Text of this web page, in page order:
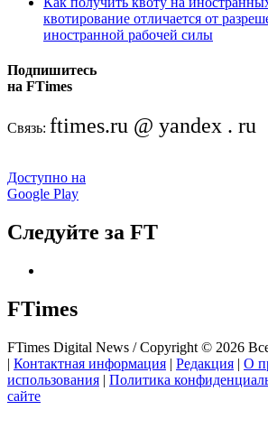
квотирование отличается от
иностранной рабочей силы
Подпишитесь
на FTimes
Связь: ftimes.ru @ yandex . ru
Доступно на
Google Play
Следуйте за FT
FTimes
FTimes Digital News / Copyright © 2026
| Контактная информация | Редакция | О
использования | Политика
сайте